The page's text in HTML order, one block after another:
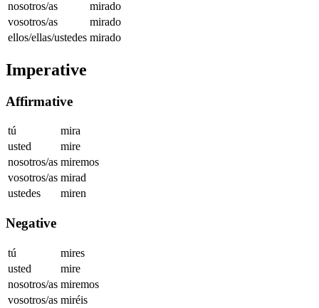
nosotros/as
mirado
vosotros/as
mirado
ellos/ellas/ustedes mirado
Imperative
Affirmative
tú
mira
usted
mire
nosotros/as miremos
vosotros/as mirad
ustedes
miren
Negative
tú
mires
usted
mire
nosotros/as miremos
vosotros/as miréis